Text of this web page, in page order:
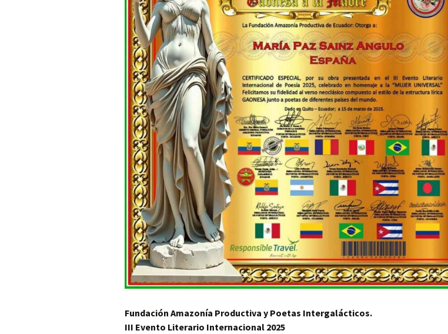
23 PARNASO SIGLO XXI
MÍRIAM FERNANDEZ –
ARGENTINA MIEMBRO
DE LA GENERACIÓN DEL
23 PARNASO SIGLO XXI
MARÚ C. NEGRO PARODI
– CHILE, MIEMBRO DE LA
GENERACIÓN DEL 23
PARNASO SIGLO XXI
FÉLIX NORABUENA
CERVANTES MIEMBRO
DE LA GENERACIÓN DEL
23 PARNASO SIGLO XXI
ROSENDO GASPAR
RAMOS MIEMBRO DE LA
GENERACIÓN DEL 23
PARNASO SIGLO XXI
CRISTHIAN EDGAR
MANSILLA TORREJÓN,
PREMIO ESPAÑOL…,
PRIMER CONCIERTO
MUNDIAL DE VERSOS
PATRICIA PEÑALVER
GALLARDO, PREMIO
ESPAÑOL…, PRIMER
CONCIERTO MUNDIAL
DE VERSOS
CARLOS HUMBERTO
SOLANO DIAZ, PREMIO
ESPAÑOL…, PRIMER
CONCIERTO MUNDIAL
DE VERSOS
IUDITA MIREA, PREMIO
ESPAÑOL…, PRIMER
CONCIERTO MUNDIAL
DE VERSOS
FELICITA ARENAS
VALENZUELA, PREMIO
ESPAÑOL…, PRIMER
CONCIERTO MUNDIAL
LUZ ELENA ARIAS SOTO,
Fundación Amazonía Productiva y Poetas Intergalácticos.
III Evento Literario Internacional 2025